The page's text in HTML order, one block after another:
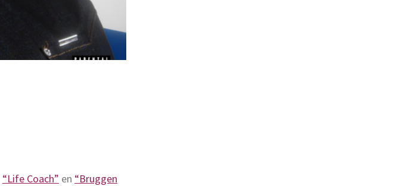
“Life Coach” en “Bruggen